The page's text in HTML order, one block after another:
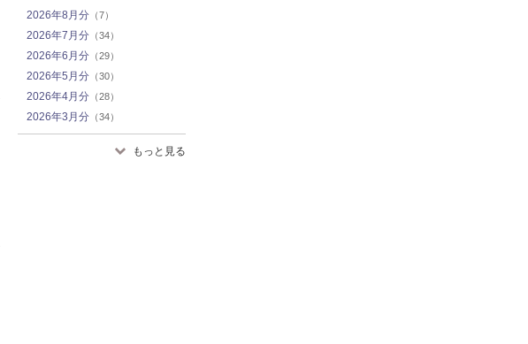
2026年8月分 （7）
2026年7月分 （34）
2026年6月分 （29）
2026年5月分 （30）
2026年4月分 （28）
2026年3月分 （34）
2026年2月分（23）
（34） もっと見る